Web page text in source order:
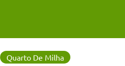
Quarto De Milha